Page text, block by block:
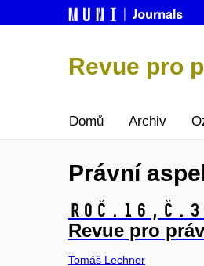
Revue pro
Domů Archiv
Právní
Roč.16,
Revue pro
Tomáš Lechner